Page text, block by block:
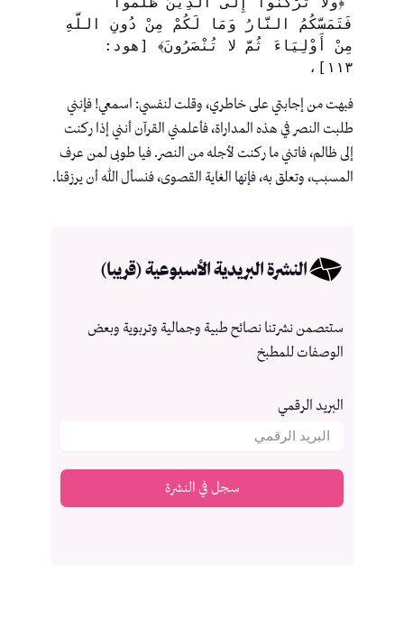
١١٣]،
فبهت من إجابتي على خاطري، وقلت لنفسي: اسمعي! فإنني
طلبت النصر في هذه المداراة، فأعلمني القرآن أنني إذا ركنت
إلى ظالم، فاتني ما ركنت لأجله من النصر. فيا طوبى لمن عرف
المسبب، وتعلق به، فإنها الغاية القصوى، فنسأل الله أن يرزقنا.
النشرة البريدية الأسبوعية (قريبا)
ستتصمن نشرتنا نصائح طبية وجمالية وتربوية وبعض
الوصفات للمطبخ
البريد الرقمي
سجل في النشرة